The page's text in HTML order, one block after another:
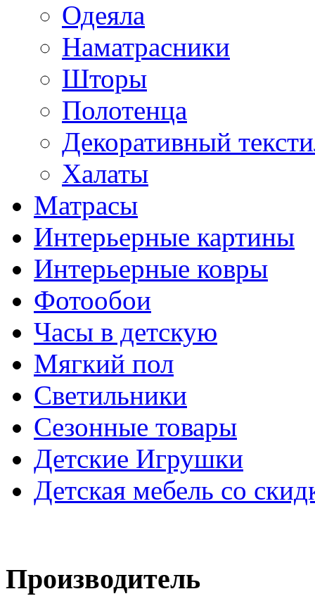
Одеяла
Наматрасники
Шторы
Полотенца
Декоративный
Халаты
Матрасы
Интерьерные картины
Интерьерные ковры
Фотообои
Часы в детскую
Мягкий пол
Светильники
Сезонные товары
Детские Игрушки
Детская мебель со
Производитель